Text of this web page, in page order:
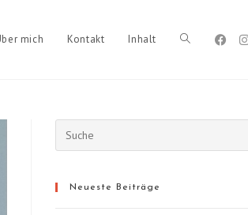
mich Kontakt Inhalt Toggle
website
Neueste Beiträge